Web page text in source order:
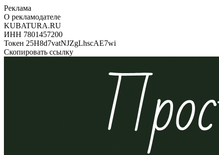
Реклама
О рекламодателе
KUBATURA.RU
ИНН 7801457200
Токен 25H8d7vatNJZgLhscAE7wi
Скопировать ссылку